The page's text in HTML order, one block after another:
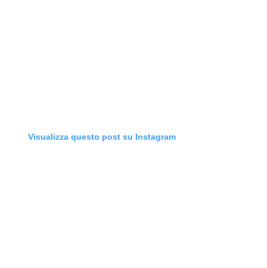
Visualizza questo post su Instagram